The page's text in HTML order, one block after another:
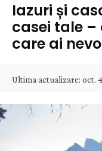
Iazuri și
casei tale –
care ai
Ultima actualizare: oct.